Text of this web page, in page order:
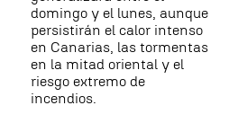
domingo y el lunes, aunque
persistirán el calor intenso
en Canarias, las tormentas
en la mitad oriental y el
riesgo extremo de
incendios.